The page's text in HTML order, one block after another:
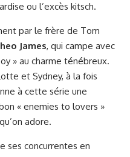
ou l’excès kitsch.
par le frère de Tom
James, qui campe avec
» au charme ténébreux.
et Sydney, à la fois
à cette série une
« enemies to lovers »
adore.
ses concurrentes en